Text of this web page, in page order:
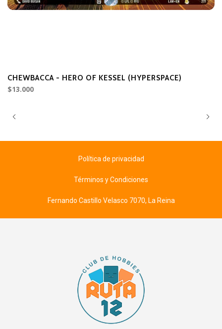
CHEWBACCA - HERO OF KESSEL (HYPERSPACE)
$13.000
Política de privacidad
Términos y Condiciones
Fernando Castillo Velasco 7070, La Reina